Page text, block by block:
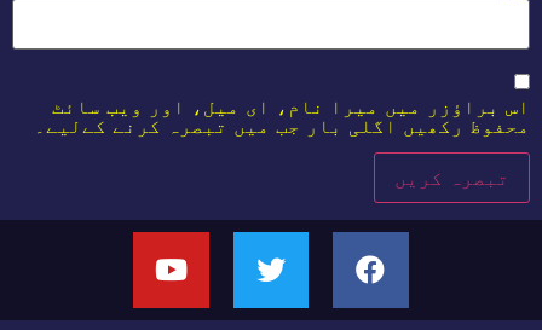
اس براؤزر میں میرا نام، ای میل، اور ویب سائٹ
محفوظ رکھیں اگلی بار جب میں تبصرہ کرنے کےلیے۔